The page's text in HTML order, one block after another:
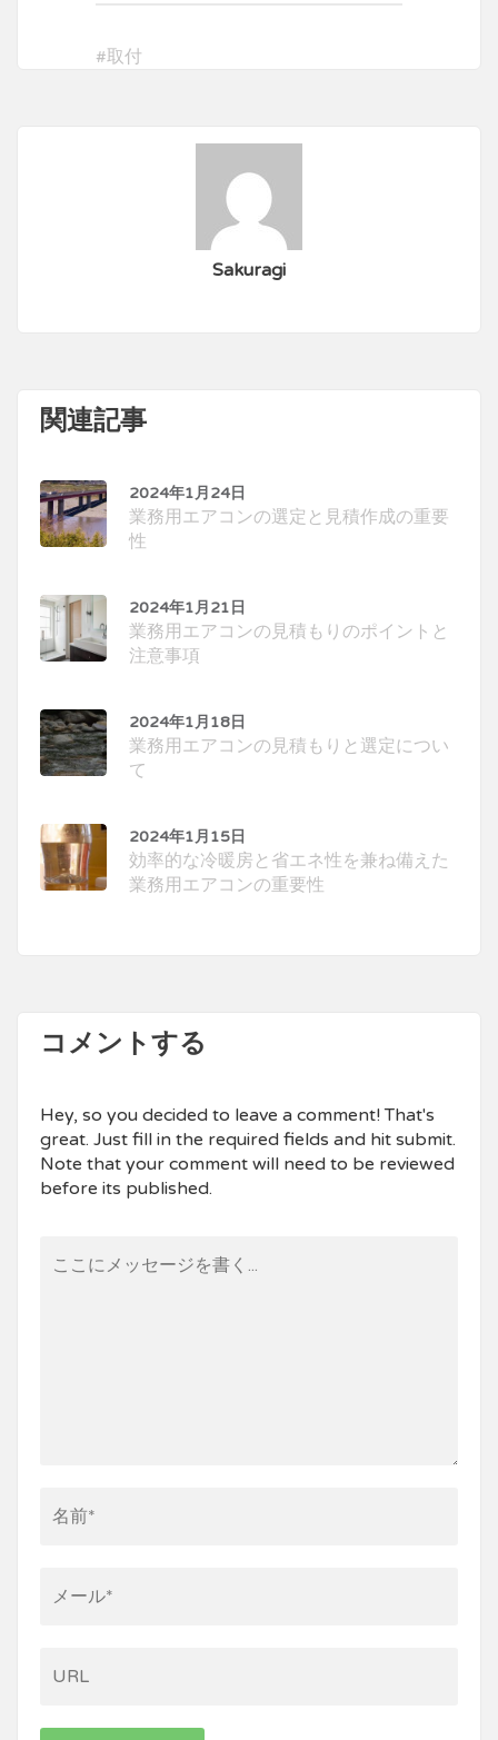
#取付
Sakuragi
関連記事
2024年1月24日
業務用エアコンの選定と見積作成の重要
性
2024年1月21日
業務用エアコンの見積もりのポイントと
注意事項
2024年1月18日
業務用エアコンの見積もりと選定につい
て
2024年1月15日
効率的な冷暖房と省エネ性を兼ね備えた
業務用エアコンの重要性
コメントする
Hey, so you decided to leave a comment! That's
great. Just fill in the required fields and hit submit.
Note that your comment will need to be reviewed
before its published.